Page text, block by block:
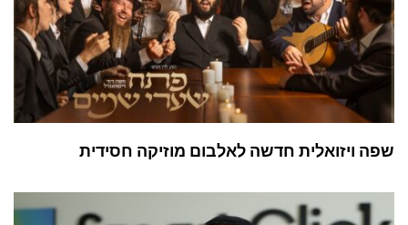
שפה ויזואלית חדשה לאלבום מוזיקה חסידית